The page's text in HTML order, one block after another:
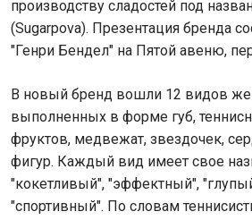
производству сладостей под
(Sugarpova). Презентация бренда
"Генри Бендел" на Пятой авеню,
В новый бренд вошли 12 видов
выполненных в форме губ,
фруктов, медвежат, звездочек,
фигур. Каждый вид имеет свое
"кокетливый", "эффектный",
"спортивный". По словам